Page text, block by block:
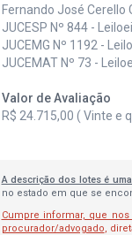
Fernando José Cerello
JUCESP Nº 844 -
JUCEMG Nº 1192 -
JUCEMAT Nº 73 -
Valor de Avaliação
R$ 24.715,00 ( Vinte e
A descrição dos lotes é
no estado em que se
Cumpre informar, que
procurador/advogado,